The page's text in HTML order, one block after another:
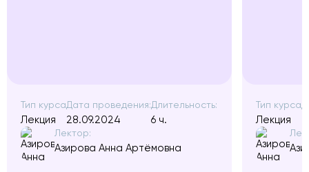
Тип курса
Лекция
Дата проведения:
28.09.2024
Длительность:
6 ч.
Лектор:
Азирова Анна Артёмовна
Тип курса
Лекция